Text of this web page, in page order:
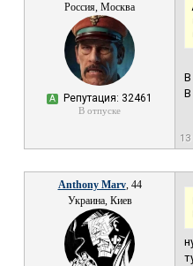
Россия, Москва
А Репутация: 32461
В отпуске
В
В
Anthony Marv, 44
Украина, Киев